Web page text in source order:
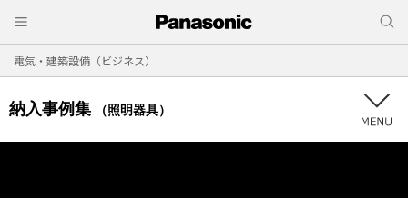
電気・建築設備（ビジネス）
納入事例集 （照明器具）